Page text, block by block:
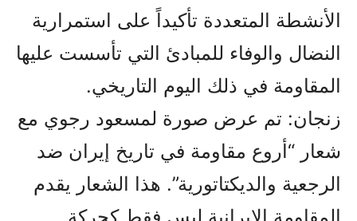
الأنشطة المتعددة تأكيداً على استمرارية
النضال والوفاء للمبادئ التي تأسست عليها
المقاومة في ذلك اليوم التاريخي.
زنجان: تم عرض صورة لمسعود رجوي مع
شعار “أروع مقاومة في تاريخ إيران ضد
الرجعية والديكتاتورية”. هذا الشعار يقدم